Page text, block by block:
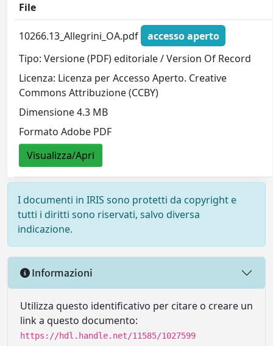
File
10266.13_Allegrini_OA.pdf
accesso aperto
Tipo: Versione (PDF) editoriale / Version Of Record
Licenza: Licenza per Accesso Aperto. Creative
Commons Attribuzione (CCBY)
Dimensione 4.3 MB
Formato Adobe PDF
Visualizza/Apri
I documenti in IRIS sono protetti da copyright e
tutti i diritti sono riservati, salvo diversa
indicazione.
Informazioni
Utilizza questo identificativo per citare o creare un
link a questo documento:
https://hdl.handle.net/11585/1027599